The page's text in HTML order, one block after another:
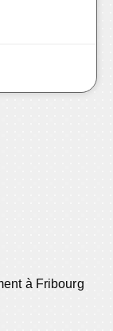
à Fribourg